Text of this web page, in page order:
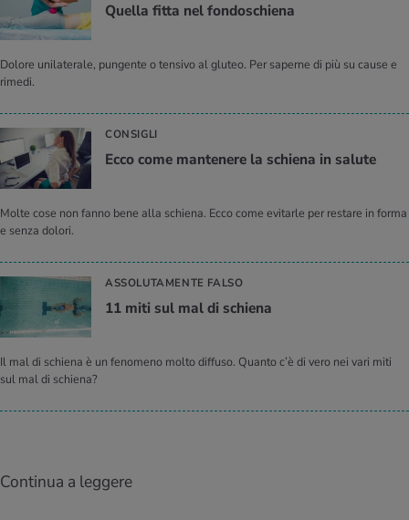
Quel­la fitta nel fon­do­schie­na
Dolore unilaterale, pungente o tensivo al gluteo. Per saperne di più su cause e
rimedi.
CONSIGLI
Ecco come man­te­ne­re la schie­na in sa­lu­te
Molte cose non fanno bene alla schiena. Ecco come evitarle per restare in forma
e senza dolori.
ASSOLUTAMENTE FALSO
11 miti sul mal di schie­na
Il mal di schiena è un fenomeno molto diffuso. Quanto c’è di vero nei vari miti
sul mal di schiena?
Continua a leggere